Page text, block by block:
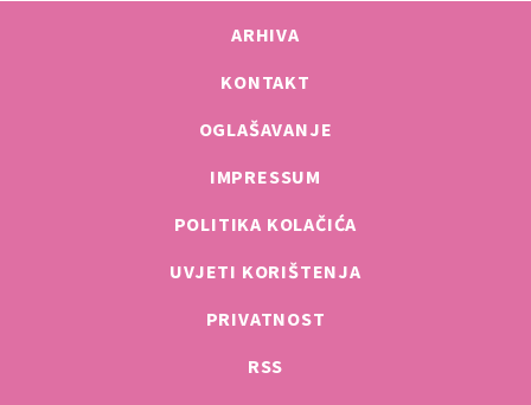
ARHIVA
KONTAKT
OGLAŠAVANJE
IMPRESSUM
POLITIKA KOLAČIĆA
UVJETI KORIŠTENJA
PRIVATNOST
RSS